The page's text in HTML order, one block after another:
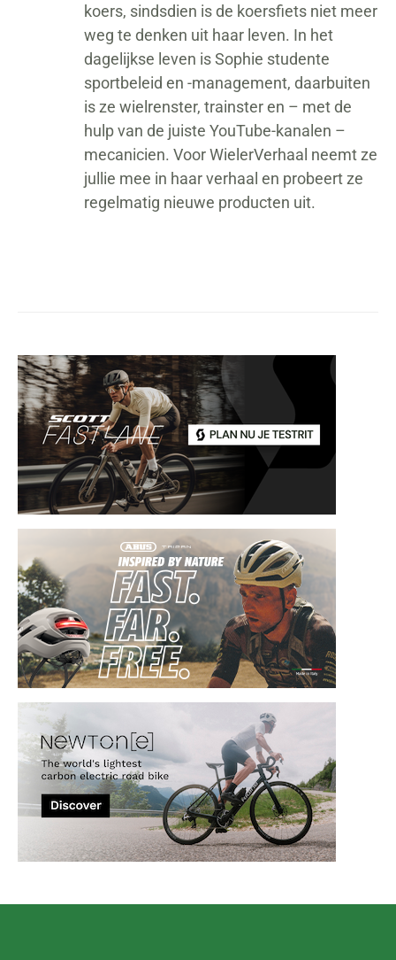
koers, sindsdien is de koersfiets niet meer
weg te denken uit haar leven. In het
dagelijkse leven is Sophie studente
sportbeleid en -management, daarbuiten
is ze wielrenster, trainster en – met de
hulp van de juiste YouTube-kanalen –
mecanicien. Voor WielerVerhaal neemt ze
jullie mee in haar verhaal en probeert ze
regelmatig nieuwe producten uit.